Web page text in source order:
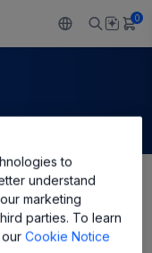
0
to
understand
marketing
parties. To learn
ourCookie Notice